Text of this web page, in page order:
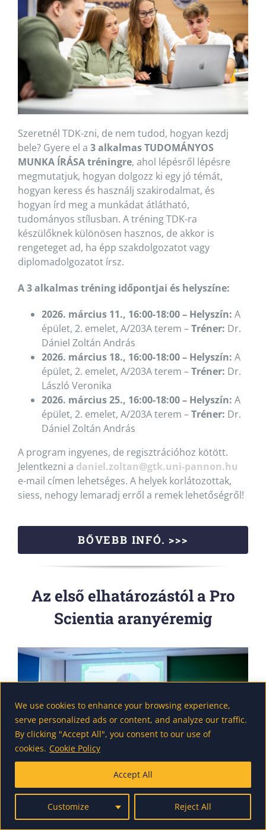
We use cookies to enhance your browsing experience,
serve personalized ads or content, and analyze our traffic.
By clicking "Accept All", you consent to our use of
cookies. Cookie Policy
Customize Reject All
Accept All
Szeretnél TDK-zni, de nem tudod, hogyan kezdj
bele? Gyere el a 3 alkalmas TUDOMÁNYOS
MUNKA ÍRÁSA tréningre, ahol lépésről lépésre
megmutatjuk, hogyan dolgozz ki egy jó témát,
hogyan keress és használj szakirodalmat, és
hogyan írd meg a munkádat átlátható,
tudományos stílusban. A tréning TDK-ra
készülőknek különösen hasznos, de akkor is
rengeteget ad, ha épp szakdolgozatot vagy
diplomadolgozatot írsz.
A 3 alkalmas tréning időpontjai és helyszíne:
2026. március 11., 16:00-18:00 – Helyszín: A
épület, 2. emelet, A/203A terem –Tréner: Dr.
Dániel Zoltán András
2026. március 18., 16:00-18:00 – Helyszín: A
épület, 2. emelet, A/203A terem –Tréner: Dr.
László Veronika
2026. március 25., 16:00-18:00 – Helyszín: A
épület, 2. emelet, A/203A terem –Tréner: Dr.
Dániel Zoltán András
A program ingyenes, de regisztrációhoz kötött.
Jelentkezni a daniel.zoltan@gtk.uni-pannon.hu
e-mail címen lehetséges. A helyek korlátozottak,
siess, nehogy lemaradj erről a remek lehetőségről!
BŐVEBB INFÓ. >>>
Az első elhatározástól a Pro
Scientia aranyéremig
Kíváncsi vagy, hogyan lesz egy ötletből díjnyertes